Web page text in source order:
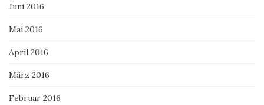
Juni 2016
Mai 2016
April 2016
März 2016
Februar 2016